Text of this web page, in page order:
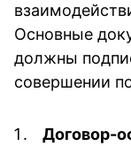
Основные
должны
совершении
Договор-